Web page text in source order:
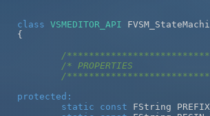
class VSMEDITOR_API
{
/
/
protected :
static
const FString